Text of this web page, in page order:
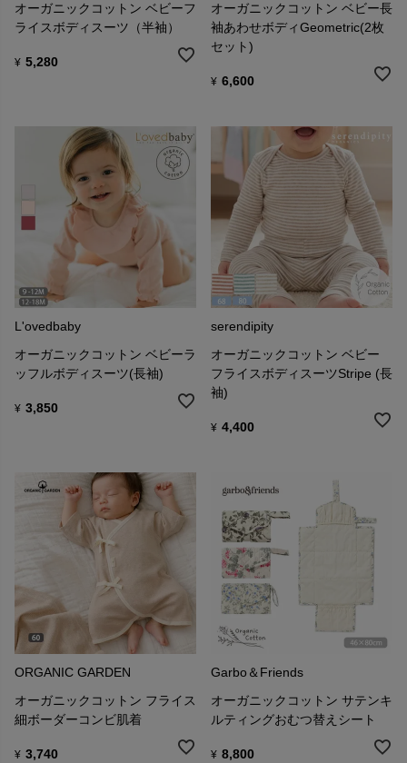
オーガニックコットン ベビーフ
ライスボディスーツ（半袖）
¥ 5,280
オーガニックコットン ベビー長
袖あわせボディGeometric(2枚
セット)
¥ 6,600
L'ovedbaby
オーガニックコットン ベビーラ
ッフルボディスーツ(長袖)
¥ 3,850
serendipity
オーガニックコットン ベビー
フライスボディスーツStripe (長
袖)
¥ 4,400
ORGANIC GARDEN
オーガニックコットン フライス
細ボーダーコンビ肌着
¥ 3,740
Garbo＆Friends
オーガニックコットン サテンキ
ルティングおむつ替えシート
¥ 8,800